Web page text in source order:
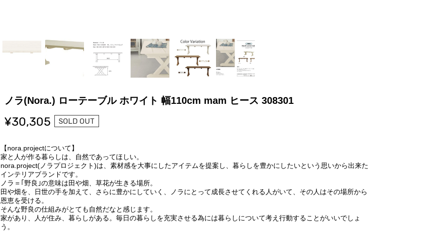
ノラ(Nora.) ローテーブル ホワイト 幅110cm mam ヒース 308301
¥30,305 SOLD OUT
【nora.projectについて】
家と人が作る暮らしは、自然であってほしい。
nora.project(ノラプロジェクト)は、素材感を大事にしたアイテムを提案し、暮らしを豊かにしたいという思いから出来た
インテリアブランドです。
ノラ＝｢野良｣の意味は田や畑、草花が生きる場所。
田や畑を、日世の手を加えて、さらに豊かにしていく、ノラにとって成長させてくれる人がいて、その人はその場所から
恩恵を受ける。
そんな野良の仕組みがとても自然だなと感じます。
家があり、人が住み、暮らしがある。毎日の暮らしを充実させる為には暮らしについて考え行動することがいいでしょ
う。